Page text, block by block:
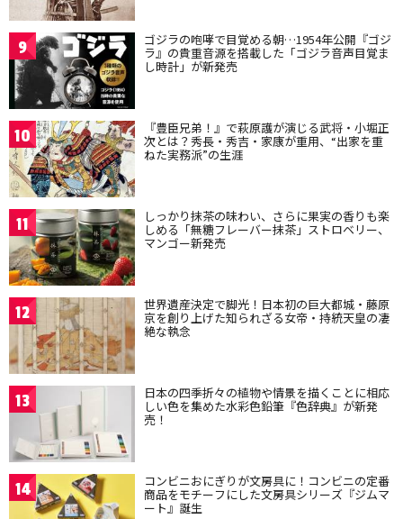
9 ゴジラの咆哮で目覚める朝…1954年公開『ゴジ
ラ』の貴重音源を搭載した「ゴジラ音声目覚ま
し時計」が新発売
10 『豊臣兄弟！』で萩原護が演じる武将・小堀正
次とは？秀長・秀吉・家康が重用、“出家を重
ねた実務派”の生涯
11 しっかり抹茶の味わい、さらに果実の香りも楽
しめる「無糖フレーバー抹茶」ストロベリー、
マンゴー新発売
12 世界遺産決定で脚光！日本初の巨大都城・藤原
京を創り上げた知られざる女帝・持統天皇の凄
絶な執念
13 日本の四季折々の植物や情景を描くことに相応
しい色を集めた水彩色鉛筆『色辞典』が新発
売！
14 コンビニおにぎりが文房具に！コンビニの定番
商品をモチーフにした文房具シリーズ『ジムマ
ート』誕生